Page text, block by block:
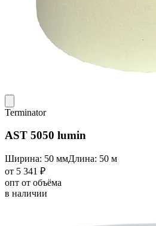
Terminator
AST 5050 lumin
Ширина: 50 ммДлина: 50 м
от 5 341 ₽
опт от объёма
в наличии